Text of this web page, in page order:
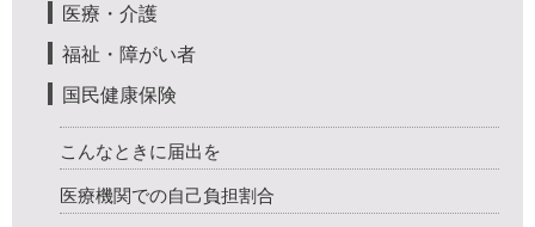
医療・介護
福祉・障がい者
国民健康保険
こんなときに届出を
医療機関での自己負担割合